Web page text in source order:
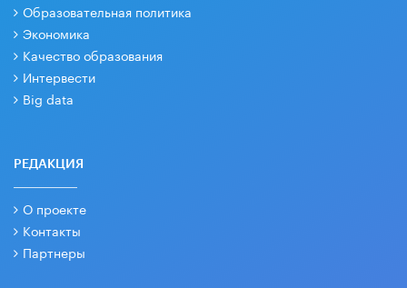
Образовательная политика
Экономика
Качество образования
Интервести
Big data
РЕДАКЦИЯ
О проекте
Контакты
Партнеры